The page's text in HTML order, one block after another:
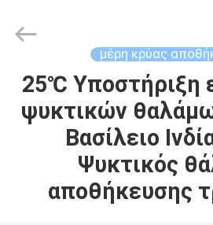
ΣΠΊΤΙ
ΠΡΟΪΌΝΤΑ
ΕΜΦΆΝΙΣΗ
Reserved.
μέρη κρύας
25℃ Υποστήριξη
ψυκτικών
Βασίλειο
Ψυκτικός
αποθήκευσης